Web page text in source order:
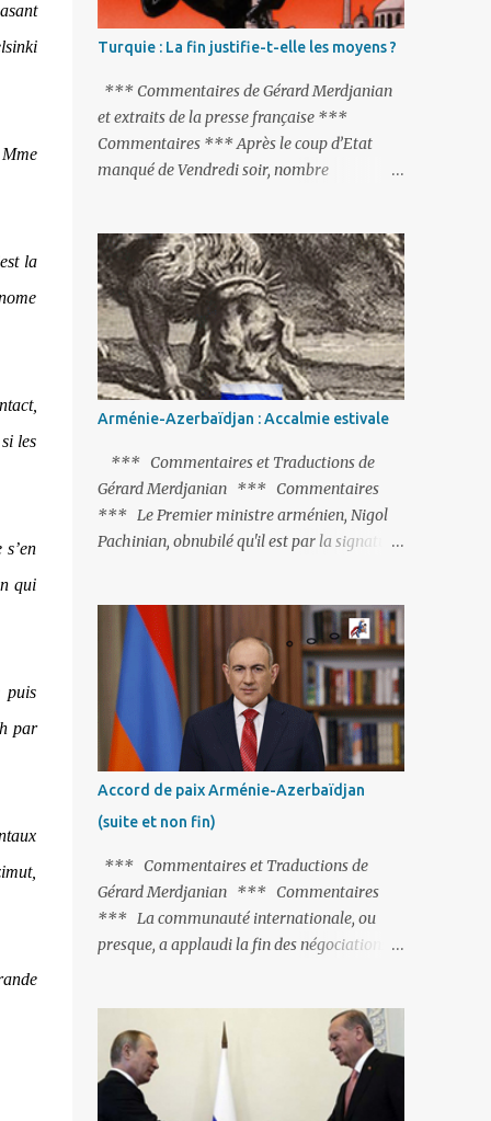
la
les
qui
puis
par
Turquie : La fin justifie-t-elle les moyens ?
*** Commentaires de Gérard Merdjanian
et extraits de la presse française ***
Commentaires *** Après le coup d’Etat
manqué de Vendredi soir, nombre
monde condamne le coup d’Etat mené par
une partie de l’armée et trouve normal que
les putschistes soient jugés. Mais là où le bât
blesse, c’est sur les actions menées par le
président Erdoğan, et pour certains sur la
réalisation du putsch lui-même.
Arménie-Azerbaïdjan : Accalmie estivale
*** Commentaires et Traductions de
Gérard Merdjanian *** Commentaires
*** Le Premier ministre arménien, Nigol
Pachinian, obnubilé qu'il est par la signature
fort avisé de lire les fables de Jean de La
Fontaine et plus particulièrement, « Le
Chien qui lâche sa proie pour l'ombre ».
C'est hélas fort peu probable ; l'Histoire ou la
Littérature ne sont pas ses points forts, pas
plus d'ailleurs que les négociations avec le
tandem turco-azéri. Faisant fi de tout ce qui
précède la chute de l'URSS, il est
exclusivement intéressé par ce qu'il nomme
« l'Arménie réelle ». Même les trois
présidents qu'ils l'ont précédés ne trouvent
pas grâce à ses yeux, les traitant de tous les
noms, avant de les traîner en justice. Et
arménienne, les...
Accord de paix Arménie-Azerbaïdjan
(suite et non fin)
*** Commentaires et Traductions de
Gérard Merdjanian *** Commentaires
*** La communauté internationale, ou
presque, a applaudi la fin des négociations
plus qu’à le finaliser. Oui, mais… Rappelons
que le projet d'accord de paix comprend 17
articles, dont 15 avaient déjà fait l'objet d'un
accord. Les deux points non résolus portaient